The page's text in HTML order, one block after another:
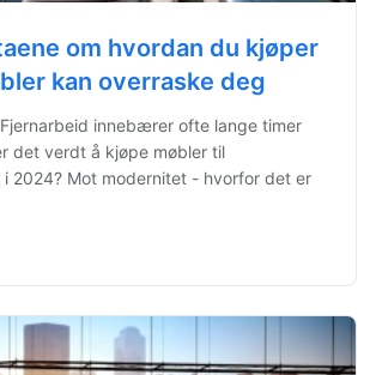
om hvordan du kjøper
kan overraske deg
innebærer ofte lange timer
det verdt å kjøpe møbler til
i 2024? Mot modernitet - hvorfor det er